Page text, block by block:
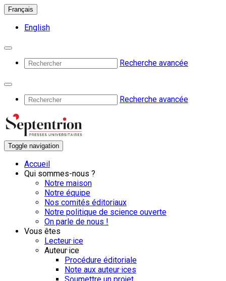
Français
English
Recherche avancée
Recherche avancée
Toggle navigation
Accueil
Qui sommes-nous ?
Notre maison
Notre équipe
Nos comités éditoriaux
Notre politique de science ouverte
On parle de nous !
Vous êtes
Lecteur·ice
Auteur·ice
Procédure éditoriale
Note aux auteur·ices